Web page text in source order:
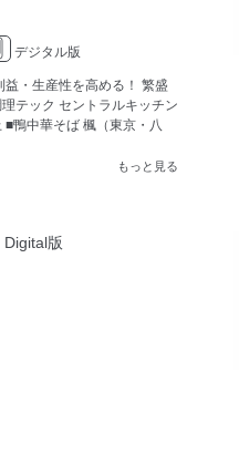
デジタル版
益・生産性を高める！ 繁盛
テック セントラルキッチン
■鴨中華そば 楓（東京・八
もっと見る
Digital版